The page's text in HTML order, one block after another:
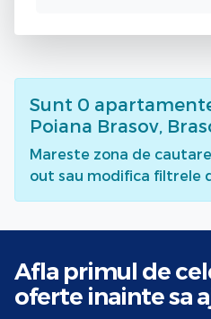
Sunt 0
Poiana Brasov,
Mareste zona de
out sau modifica filtrele
Afla primul de
oferte inainte sa